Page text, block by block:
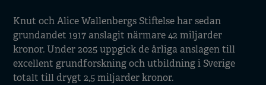
Knut och Alice Wallenbergs Stiftelse har sedan
grundandet 1917 anslagit närmare 42 miljarder
kronor. Under 2025 uppgick de årliga anslagen till
excellent grundforskning och utbildning i Sverige
totalt till drygt 2,5 miljarder kronor.